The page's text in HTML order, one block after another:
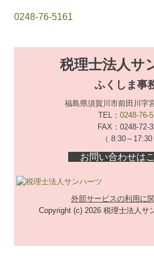
0248-76-5161
税理士法人サ
ふくしま事
福島県須賀川市前田川字
TEL： 0248-76-
FAX：0248-72-
（ 8:30～17:30
お問い合わせは
外部サービスの利用に
Copyright (c) 2026 税理士法人サ